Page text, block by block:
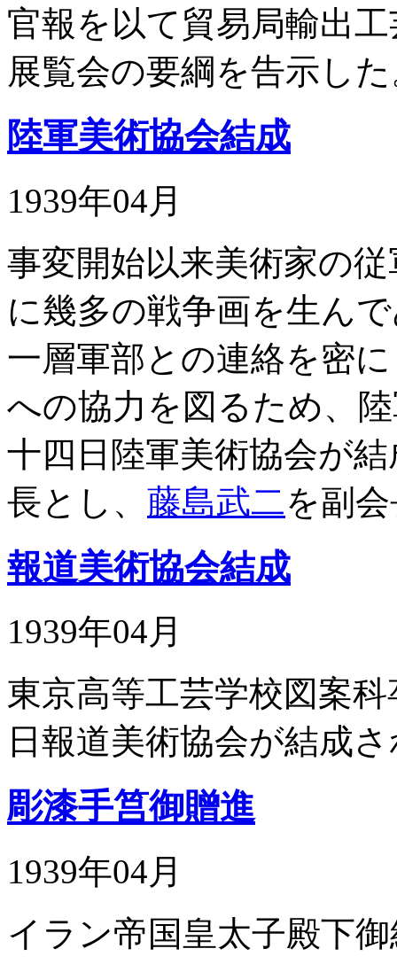
官報を以て貿易局輸出
展覧会の要綱を告示し
陸軍美術協会結成
1939年04月
事変開始以来美術家の
に幾多の戦争画を生ん
一層軍部との連絡を密
への協力を図るため、
十四日陸軍美術協会が
長とし、 藤島武二を副
報道美術協会結成
1939年04月
東京高等工芸学校図案
日報道美術協会が結成
彫漆手筥御贈進
1939年04月
イラン帝国皇太子殿下